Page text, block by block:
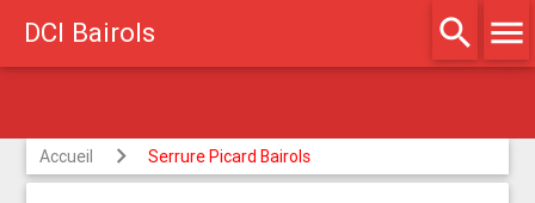
DCI Bairols search menu
Accueil Serrure Picard Bairols